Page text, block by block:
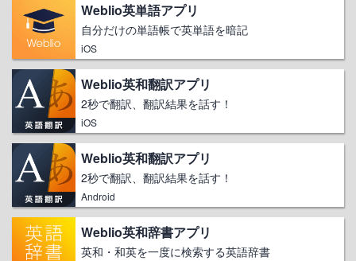
Weblio英単語アプリ
自分だけの単語帳で英単語を暗記
iOS
Weblio英和翻訳アプリ
2秒で翻訳、翻訳結果を話す！
iOS
Weblio英和翻訳アプリ
2秒で翻訳、翻訳結果を話す！
Android
Weblio英和辞書アプリ
英和・和英を一度に検索する英語辞書